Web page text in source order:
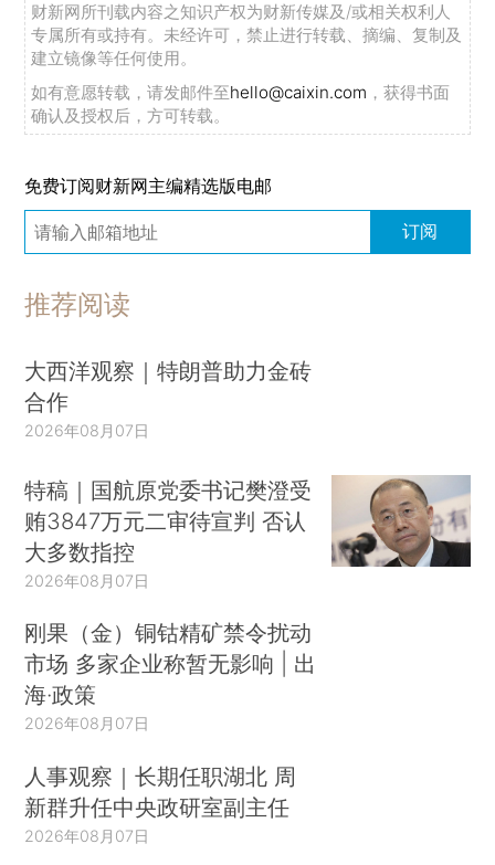
财新网所刊载内容之知识产权为财新传媒及/或相关权利人
专属所有或持有。未经许可，禁止进行转载、摘编、复制及
建立镜像等任何使用。
如有意愿转载，请发邮件至hello@caixin.com ，获得书面
确认及授权后，方可转载。
免费订阅财新网主编精选版电邮
订阅
推荐阅读
大西洋观察｜特朗普助力金砖
合作
2026年08月07日
特稿｜国航原党委书记樊澄受
贿3847万元二审待宣判 否认
大多数指控
2026年08月07日
刚果（金）铜钴精矿禁令扰动
市场 多家企业称暂无影响 | 出
海·政策
2026年08月07日
人事观察｜长期任职湖北 周
新群升任中央政研室副主任
2026年08月07日